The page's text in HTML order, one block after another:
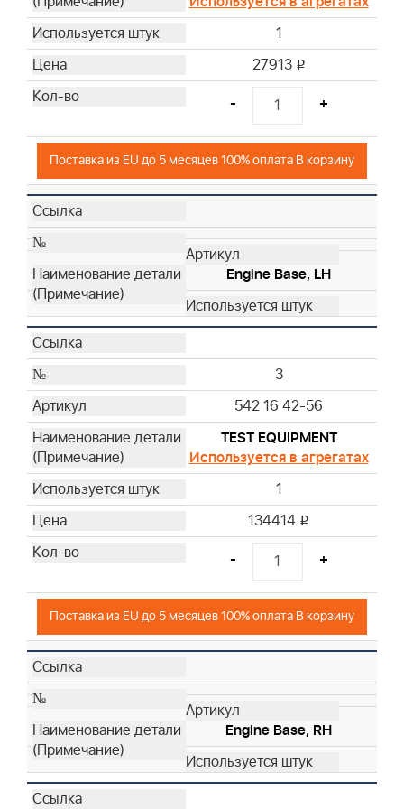
43
6
1
27913 i
- +
Поставка из EU до 5 месяцев 100% оплата В корзину
Engine Base, LH
3
542 16 42-56
TEST EQUIPMENT
Используется в агрегатах
1
134414 i
- +
Поставка из EU до 5 месяцев 100% оплата В корзину
Engine Base, RH